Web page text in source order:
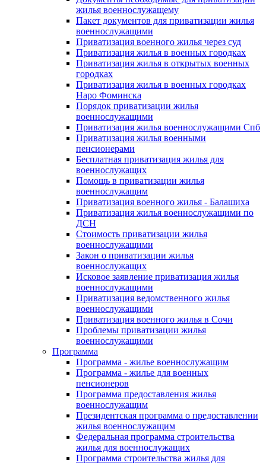
жилья военнослужащему
Пакет документов для приватизации жилья
военнослужащими
Приватизация военного жилья через суд
Приватизация жилья в военных городках
Приватизация жилья в открытых военных
городках
Приватизация жилья в военных городках
Наро Фоминска
Порядок приватизации жилья
военнослужащими
Приватизация жилья военнослужащими Спб
Приватизация жилья военными
пенсионерами
Бесплатная приватизация жилья для
военнослужащих
Помощь в приватизации жилья
военнослужащим
Приватизация военного жилья - Балашиха
Приватизация жилья военнослужащими по
ДСН
Стоимость приватизации жилья
военнослужащими
Закон о приватизации жилья
военнослужащих
Исковое заявление приватизация жилья
военнослужащими
Приватизация ведомственного жилья
военнослужащими
Приватизация военного жилья в Сочи
Проблемы приватизации жилья
военнослужащими
Программа
Программа - жилье военнослужащим
Программа - жилье для военных
пенсионеров
Программа предоставления жилья
военнослужащим
Президентская программа о предоставлении
жилья военнослужащим
Федеральная программа строительства
жилья для военнослужащих
Программа строительства жилья для